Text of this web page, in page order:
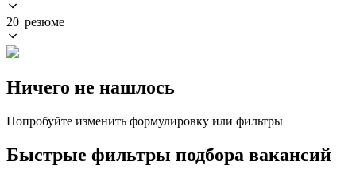
20 резюме
Ничего не нашлось
Попробуйте изменить формулировку или фильтры
Быстрые фильтры подбора вакансий